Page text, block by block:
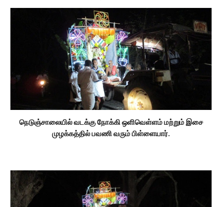
முழக்கத்தில் பவணி வரும் பிள்ளையார்.